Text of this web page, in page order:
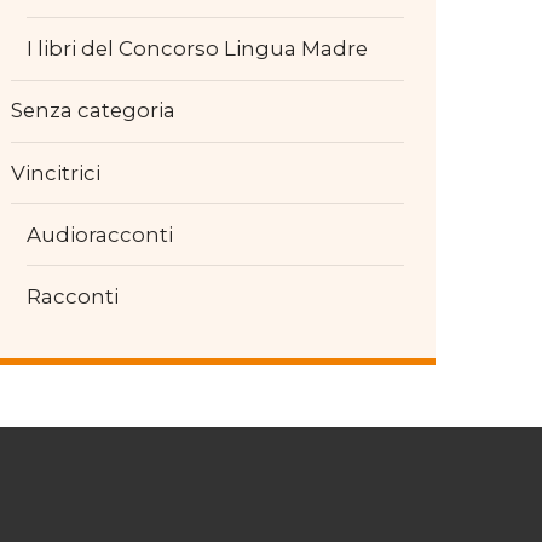
I libri del Concorso Lingua Madre
Senza categoria
Vincitrici
Audioracconti
Racconti